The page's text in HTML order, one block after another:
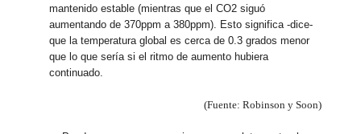
mantenido estable (mientras que el CO2 siguó
aumentando de 370ppm a 380ppm). Esto significa -dice-
que la temperatura global es cerca de 0.3 grados menor
que lo que sería si el ritmo de aumento hubiera
continuado.
(Fuente: Robinson y Soon)